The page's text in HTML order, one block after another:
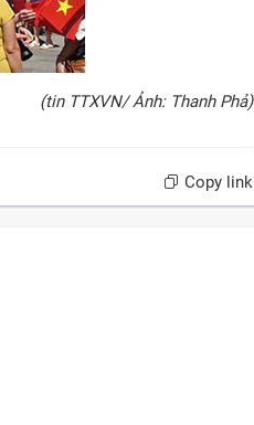
(tin TTXVN/ Ảnh: Thanh Phả)
Copy link